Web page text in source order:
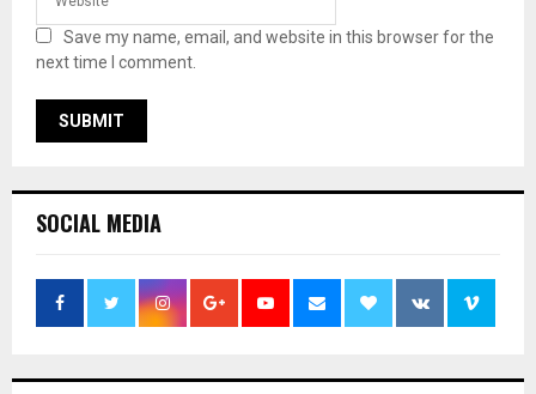
Save my name, email, and website in this browser for the
next time I comment.
SOCIAL MEDIA